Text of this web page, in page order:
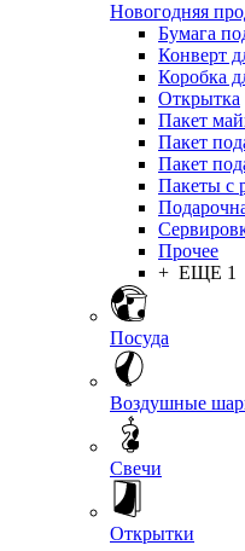
Новогодняя
Бумага
Конверт
Коробка
Открытка
Пакет
Пакет
Пакет
Пакеты с
Прочее
+ ЕЩЕ 1
Посуда
Воздушные
Свечи
Открытки